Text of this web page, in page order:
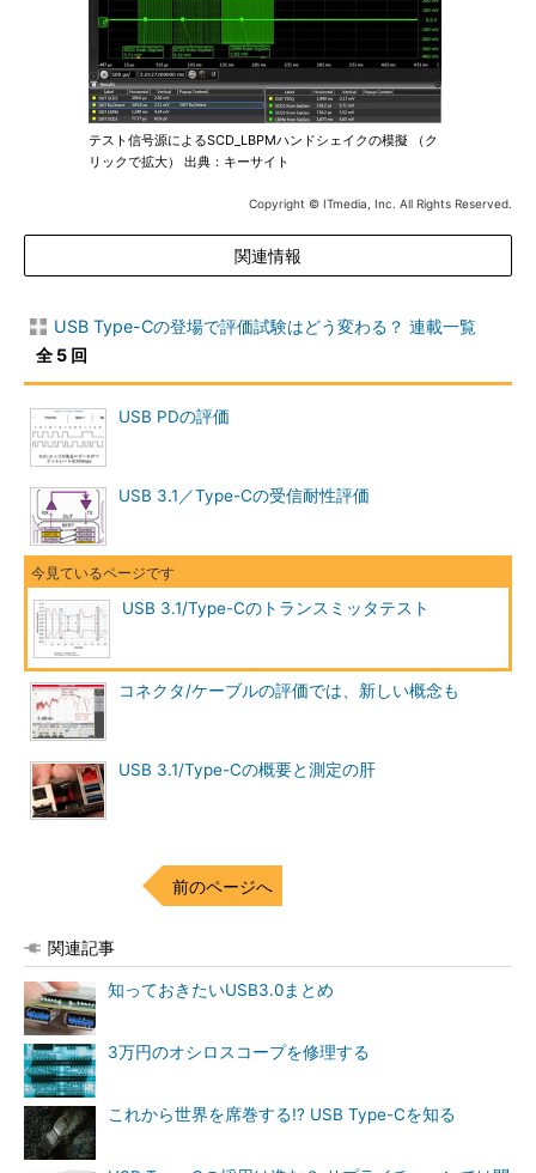
テスト信号源によるSCD_LBPMハンドシェイクの模擬 （ク
リックで拡大） 出典：キーサイト
Copyright © ITmedia, Inc. All Rights Reserved.
関連情報
USB Type-Cの登場で評価試験はどう変わる？ 連載一覧
全 5 回
USB PDの評価
USB 3.1／Type-Cの受信耐性評価
USB 3.1/Type-Cのトランスミッタテスト
コネクタ/ケーブルの評価では、新しい概念も
USB 3.1/Type-Cの概要と測定の肝
前のページへ
関連記事
知っておきたいUSB3.0まとめ
3万円のオシロスコープを修理する
これから世界を席巻する!? USB Type-Cを知る